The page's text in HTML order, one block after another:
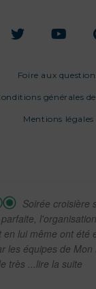
Foire aux
générales
Mentions légales
Soirée croisière
en lui même ont été
les équipes de Mon
très ...lire la suite